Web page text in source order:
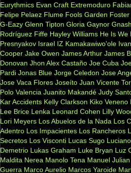
Eurythmics Evan Craft Extremoduro
Felipe Pelaez Flume Fools Garden
G-Eazy Glenn Tipton Gloria Gaynor Gnash
Rodríguez Fiffe Hayley Williams He Is We
Presnyakov Israel IZ Kamakawiwo'ole
Cooper Jake Owen James Arthur James
Donovan Jhon Alex Castaño Joe Cuba
Pardi Jonas Blue Jorge Celedon Jose
Jose Vaca Flores Joseíto Juan Vicente
Polo Valencia Juanito Makandé Judy
Kar Accidents Kelly Clarkson Kiko Veneno
Lee Brice Lenka Leonard Cohen Lilly
Lori Meyers Los Abuelos de la Nada Los
Adentro Los Impacientes Los Rancheros
Secretos Los Visconti Lucas Sugo
Demetrio Lukas Graham Luke Bryan Luz
Maldita Nerea Manolo Tena Manuel Julian
Guerra Marco Aurelio Marcos Yaroide